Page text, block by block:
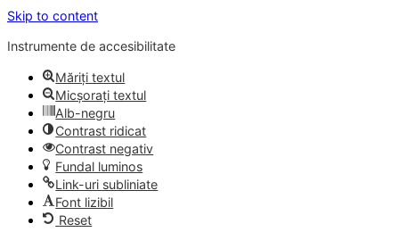
Skip to content
Instrumente de accesibilitate
Măriți textul
Micșorați textul
Alb-negru
Contrast ridicat
Contrast negativ
Fundal luminos
Link-uri subliniate
Font lizibil
Reset